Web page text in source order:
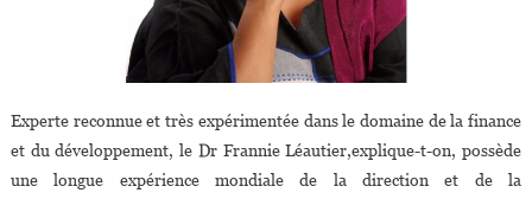
Experte reconnue et très expérimentée dans le domaine de la finance
et du développement, le Dr Frannie Léautier,explique-t-on, possède
une longue expérience mondiale de la direction et de la